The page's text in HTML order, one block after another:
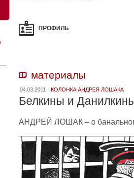
ПРОФИЛЬ
материалы
04.03.2011 · КОЛОНКА АНДРЕЯ ЛОШАКА
Белкины и
АНДРЕЙ ЛОШАК – о банальном